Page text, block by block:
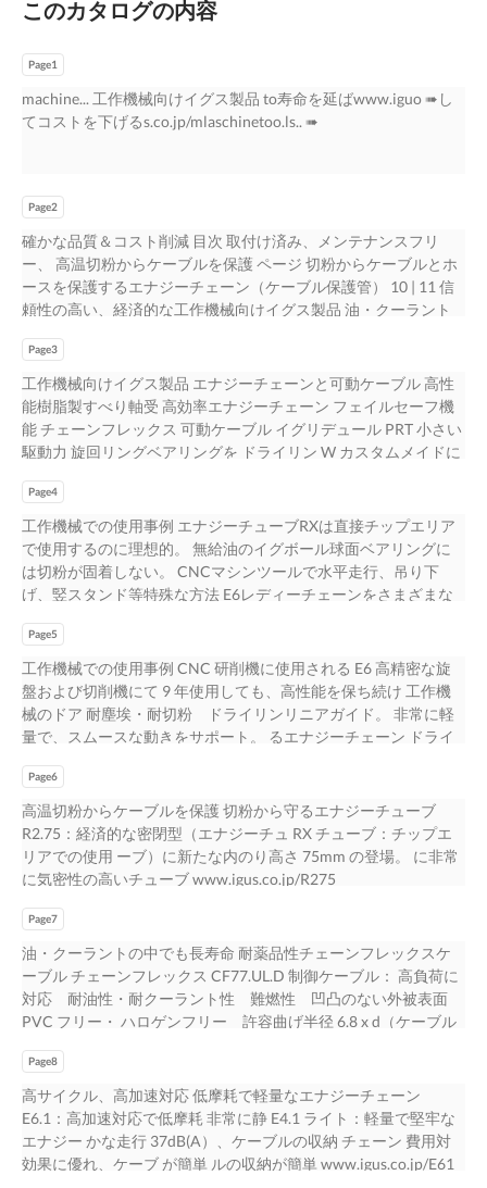
このカタログの内容
Page1
machine... 工作機械向けイグス製品 to寿命を延ばwww.iguo ➠し
てコストを下げるs.co.jp/mlaschinetoo.ls.. ➠
Page2
確かな品質＆コスト削減 目次 取付け済み、メンテナンスフリ
ー、 高温切粉からケーブルを保護 ページ 切粉からケーブルとホ
ースを保護するエナジーチェーン（ケーブル保護管） 10 | 11 信
頼性の高い、経済的な工作機械向けイグス製品 油・クーラント
ーブル） 12 | 13 工作機械業界において、世界市場での競争に勝
ち続けるためは、高い生産性をもつ機械をつくることが重要であ
ります。 ページ 弊社は自社の試験施設で工作機械に関連するさ
まざまな試験を行っています。 高サイクル・高加速対応 難しい
条件でも対応が可能で、お客様の機械の生産性に貢献いたしま
15 振動を最小限に抑える ページ 滑らかな動きのエナジーチェー
ン（ケーブル保護管） 16 | 17 エナジーチェーン チェーンフレッ
クス ドライテック ページ ケーブル保護管 可動ケーブル 無潤滑の
動きを実現 メンテナンスの手間を軽減する 取付けたらあとはお
まかせなドライテクノ製品群 18 | 27 切粉に強い 究極に厳しい使
用条件のアプリケーション 無潤滑 耐油性 用に開発 耐汚性 設計の
手間を省く ページ 耐食性 耐油性 メンテナンスフリー すぐに取り
付け可能なケーブルユニット 低振動 クーラント耐性試験および
保証済み 寿命予測可能 １つのサプライヤから調達することで、
時間とお金の節約ができます。 28 | 29 効率が高い 非常に省スペ
ース 高い減振性 コスト削減に貢献 ページ 軽量で経済的 コストパ
フォーマンスが高いハーネス済み 耐食性 リーズナブルなチェー
ンフレックス M 可動ケーブル 30 | 31 ケーブル ページ
www.igus.co.jp/E-chain www.igus.co.jp/chainflex
www.igus.co.jp/dry-tech IoT 対応製品でダウンタイムゼロ スマー
ト・プラスチック製品 32 | 33 利益とエネルギー効率を求めて ペ
ージ 環境に優しい自動化生産の実現 34 | 35 2 3
Page3
工作機械向けイグス製品 エナジーチェーンと可動ケーブル 高性
能樹脂製すべり軸受 高効率エナジーチェーン フェイルセーフ機
能 チェーンフレックス 可動ケーブル イグリデュール PRT 小さい
駆動力 旋回リングベアリングを ドライリン W カスタムメイドに
エナジーチェーン メンテナンスフリー、無潤滑 トライフレック
ス R イグリデュール高機能樹脂製すべり軸受 無潤滑 イグリデュ
ール 高機能樹脂製すべり軸受け 横置き使用の E4.1 滑らかな動
き ドライリンリニアガイド 耐摩耗性 水平ガイドロックでのサポ
ート ドライリンリニアガイド 軸周旋回に E2/000 究極な密閉型の
Page4
工作機械での使用事例 エナジーチューブRXは直接チップエリア
で使用するのに理想的。 無給油のイグボール球面ベアリングに
は切粉が固着しない。 CNCマシンツールで水平走行、吊り下
げ、竪スタンド等特殊な方法 E6レディーチェーンをさまざまな
されているエナジーチェーン。 エナジーチューブRXは真ちゅう
の切粉や油/クーラントから確実に保護。 チップエリアでのロン
グストロークに チップ環境で使用される水平ガイドロック。 柱
がスライドする機械：小さなスペースを守りコストを低く抑える
（特殊な使用方法となるので、一度ご相談ください。） 水平ガ
ンE4.42は垂直に設置されている。 E2チューブはチップエリアで
まっすぐに立ち、90度の角度まで回転す きわめて厳しい使用条
件のアプリケーションにテスト済みのエナジー すぐに取り付け
可能なレディーチェーンはコスト削減と時間の節約 スペースが
限られる場所ではキャンバーなしの取り付けが可能。 る。（特
殊な使用方法となるので、一度ご相談ください。） チェーン。
が可能。 6 7
Page5
工作機械での使用事例 CNC 研削機に使用される E6 高精密な旋
盤および切削機にて 9 年使用しても、高性能を保ち続け 工作機
械のドア 耐塵埃・耐切粉 ドライリンリニアガイド。 非常に軽
量で、スムースな動きをサポート。 るエナジーチェーン ドライ
性、イグリデュール D すべり軸受け 印刷機で旋回・摺動動作に
使用されるイグリデュールすべり軸受け エナジーチェーンケー
ブル保護管とチェーンフレックス可動ケーブルは エナジーチェ
ーンケーブル保護管、チェーンフレックス可動ケーブル 様々な
設置方法で使用可能。 の多くが２次元ガントリーで使用されて
エナジーチューブ RX シーメンス DRIVE-CLiQ® の標準品をハー
ネスしたチェーンフレックス チェーンフレックス可動ケーブル
は油・クーラント内でも使用可能。 エナジーチェーンの X 軸は
機械カバーの上を這う。 を使用。いつまでも信頼の高いデータ
転送。 DRIVE-CLiQ は SIEMENS AG の登録商標です。 8 9
Page6
高温切粉からケーブルを保護 切粉から守るエナジーチューブ
R2.75：経済的な密閉型（エナジーチュ RX チューブ：チップエ
リアでの使用 ーブ）に新たな内のり高さ 75mm の登場。 に非常
に気密性の高いチューブ www.igus.co.jp/R275
チューブタイプ：小型エナジ ナップ式エナジーチューブ ーチュ
ーブ、左右両側にスナップ開閉 www.igus.co.jp/E41
www.igus.co.jp/E2000 工作機械向けその他のイグス製品は
www.igus.co.jp/machinetools 検証済み 最高 850℃のチップに耐
える：HT 材質（オプション）使用のエナジーチューブ RX イグ
粉侵入テスト： 工作機械で使用する部品は過酷な環境にさらさ
れます。CNC さまざまなエナジーチューブを切粉環境でテスト
RX チューブを 251,900 サイクル 工作機械の登場によって高スピ
ードの連続運転が可能になり、 後、その内部を確認、チップの
侵入はたった 2.7 ｇだった。 単位時間当たりの加工量も非常に多
くなりました。しかし、 ホットチップはケーブルとホースの製
Page7
油・クーラントの中でも長寿命 耐薬品性チェーンフレックスケ
ーブル チェーンフレックス CF77.UL.D 制御ケーブル： 高負荷に
対応 耐油性・耐クーラント性 難燃性 凹凸のない外被表面
PVC フリー・ ハロゲンフリー 許容曲げ半径 6.8 x d（ケーブル
に対応 シールド付き編組遮蔽率約 90% 耐油性・耐クーラント
性 難燃性 凹凸のない外被表面 PVC フリー・ハロゲンフリ
ー 許容最小曲げ半径 10 x d（ケ ーブル外径） チェーンフレッ
クス CF111.D / CF113.D エンコーダケーブル： 高負荷に対応
シールド付き 耐油性・耐クーラント性 難燃性 凹凸のない外
Page8
高サイクル、高加速対応 低摩耗で軽量なエナジーチェーン
E6.1：高加速対応で低摩耗 非常に静 E4.1 ライト：軽量で堅牢な
エナジー かな走行 37dB(A）、ケーブルの収納 チェーン 費用対
効果に優れ、ケーブ が簡単 ルの収納が簡単 www.igus.co.jp/E61